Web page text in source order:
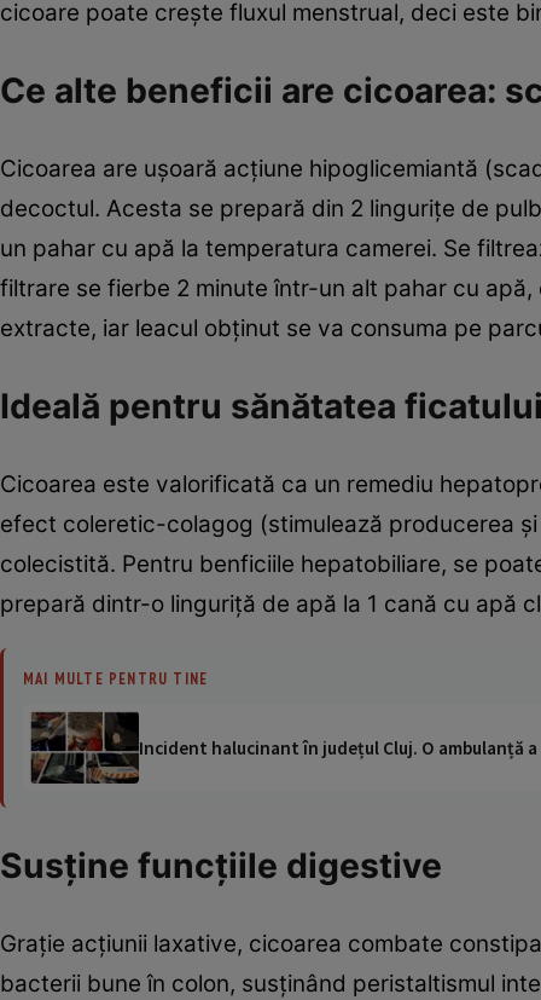
cicoare poate creşte fluxul menstrual, deci este
Ce alte beneficii are cicoarea:
Cicoarea are uşoară acţiune hipoglicemiantă
decoctul. Acesta se prepară din 2 linguriţe de
un pahar cu apă la temperatura camerei. Se
filtrare se fierbe 2 minute într-un alt pahar cu
extracte, iar leacul obţinut se va consuma pe
Ideală pentru sănătatea
Cicoarea este valorificată ca un remediu
efect coleretic-colagog (stimulează producerea
colecistită. Pentru benficiile hepatobiliare, se
prepară dintr-o linguriţă de apă la 1 cană cu apă
MAI MULTE PENTRU TINE
Incident halucinant în județul Cluj. O ambulanță
Susţine funcţiile digestive
Graţie acţiunii laxative, cicoarea combate
bacterii bune în colon, susţinând peristaltismul